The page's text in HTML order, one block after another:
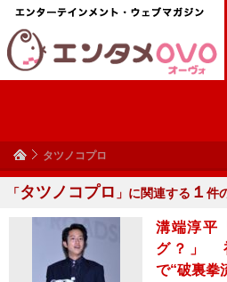
タツノコプロ
「タツノコプロ 」に関連する １ 件
溝端淳平
グ？」
で“破裏拳